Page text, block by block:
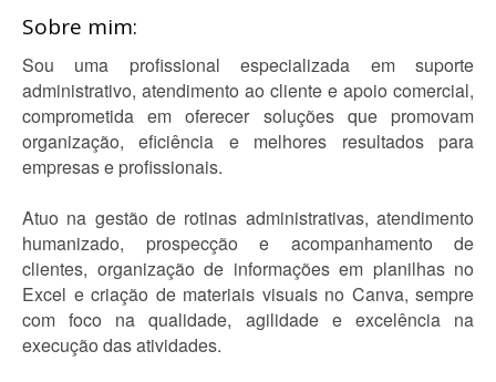
Sobre mim:
Sou uma profissional especializada em suporte
administrativo, atendimento ao cliente e apoio comercial,
comprometida em oferecer soluções que promovam
organização, eficiência e melhores resultados para
empresas e profissionais.
Atuo na gestão de rotinas administrativas, atendimento
humanizado, prospecção e acompanhamento de
clientes, organização de informações em planilhas no
Excel e criação de materiais visuais no Canva, sempre
com foco na qualidade, agilidade e excelência na
execução das atividades.